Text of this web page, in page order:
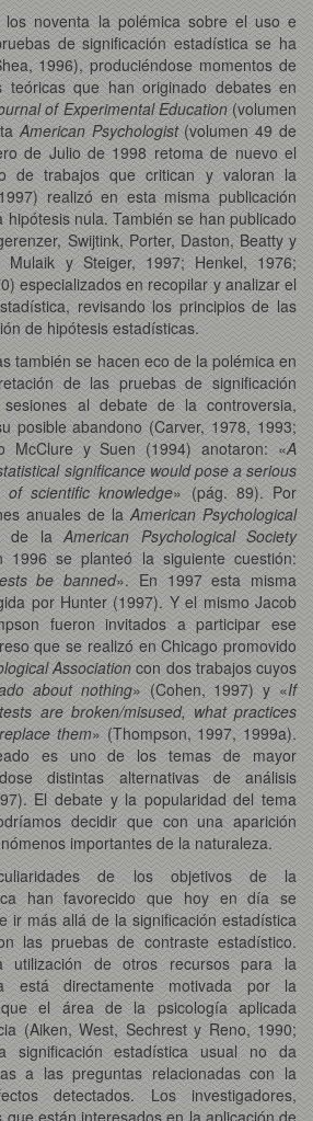
los noventa la polémica sobre el uso e
de significación estadística se ha
1996), produciéndose momentos de
teóricas que han originado debates en
of Experimental Education(volumen
American Psychologist(volumen 49 de
de Julio de 1998 retoma de nuevo el
de trabajos que critican y valoran la
realizó en esta misma publicación
nula. También se han publicado
Swijtink, Porter, Daston, Beatty y
Mulaik y Steiger, 1997; Henkel, 1976;
especializados en recopilar y analizar el
revisando los principios de las
de hipótesis estadísticas.
también se hacen eco de la polémica en
de las pruebas de significación
al debate de la controversia,
posible abandono (Carver, 1978, 1993;
McClure y Suen (1994) anotaron: «A
significance would pose a serious
scientific knowledge» (pág. 89). Por
anuales de la American Psychological
y de laAmerican Psychological Society
1996 se planteó la siguiente cuestión:
be banned». En 1997 esta misma
por Hunter (1997). Y el mismo Jacob
fueron invitados a participar ese
que se realizó en Chicago promovido
Associationcon dos trabajos cuyos
about nothing» (Cohen, 1997) y «If
are broken/misused, what practices
them» (Thompson, 1997, 1999a).
es uno de los temas de mayor
distintas alternativas de análisis
El debate y la popularidad del tema
decidir que con una aparición
importantes de la naturaleza.
de los objetivos de la
han favorecido que hoy en día se
ir más allá de la significación estadística
las pruebas de contraste estadístico.
utilización de otros recursos para la
está directamente motivada por la
que el área de la psicología aplicada
(Aiken, West, Sechrest y Reno, 1990;
significación estadística usual no da
a las preguntas relacionadas con la
detectados. Los investigadores,
que están interesados en la aplicación de